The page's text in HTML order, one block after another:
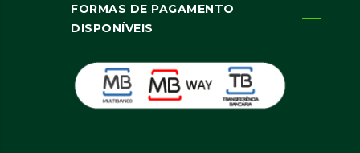
FORMAS DE PAGAMENTO
DISPONÍVEIS